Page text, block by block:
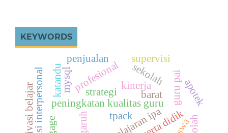
KEYWORDS
tpack
peningkatan kualitas guru
kinerja
motivasi belajar strategi guru pai
profesional
mysql sekolah
supervisi
katandu barat
penjualan
apotek